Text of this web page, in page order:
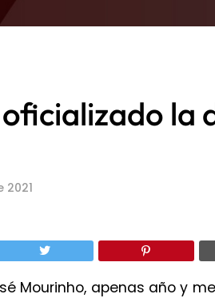
la
2021
Mourinho, apenas año y